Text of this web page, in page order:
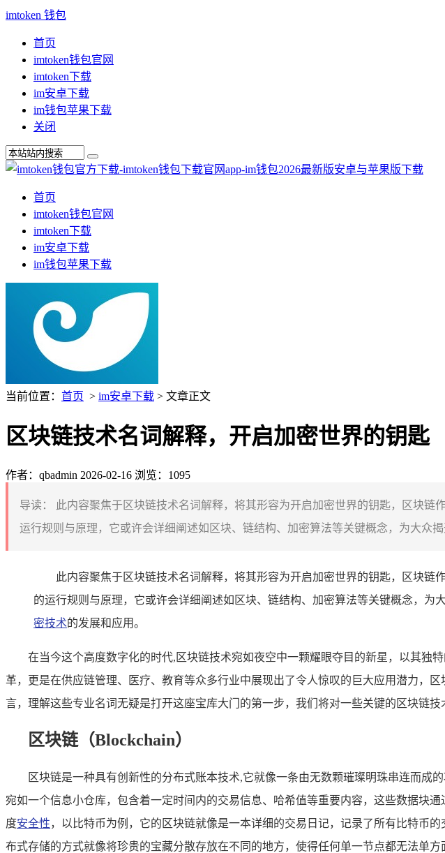
imtoken 钱包
首页
imtoken钱包官网
imtoken下载
im安卓下载
im钱包苹果下载
关闭
首页
imtoken钱包官网
imtoken下载
im安卓下载
im钱包苹果下载
当前位置： 首页 > im安卓下载 > 文章正文
区块链技术名词解释，开启加密世界的钥匙
作者：qbadmin 2026-02-16 浏览：1095
导读：
此内容聚焦于区块链技术名词解释，将其形容为开启加密世界的钥匙，区块
运行规则与原理，它或许会详细阐述如区块、链结构、加密算法等关键概念，为大众
此内容聚焦于区块链技术名词解释，将其形容为开启加密世界的钥匙，区块
的运行规则与原理，它或许会详细阐述如区块、链结构、加密算法等关键概念，
密技术的发展和应用。
在当今这个高度数字化的时代,区块链技术宛如夜空中一颗耀眼夺目的新星，以其独
革，更是在供应链管理、医疗、教育等众多行业中展现出了令人惊叹的巨大应用潜力，
言，理解这些专业名词无疑是打开这座宝库大门的第一步，我们将对一些关键的区块链技
区块链（Blockchain）
区块链是一种具有创新性的分布式账本技术,它就像一条由无数颗璀璨明珠串连而
宛如一个信息小仓库，包含着一定时间内的交易信息、哈希值等重要内容，这些数据块
度安全性，以比特币为例，它的区块链就像是一本详细的交易日记，记录了所有比特币
布式存储的方式就像将珍贵的宝藏分散存放在不同的地方，使得任何单一节点都无法单方